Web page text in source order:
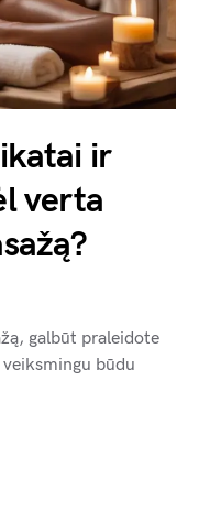
ir
verta
galbūt praleidote
būdu